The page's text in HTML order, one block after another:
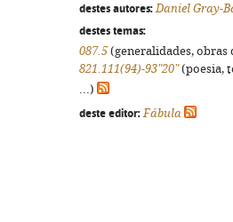
destes autores: Daniel Gray-
destes temas:
087.5 (generalidades,
821.111(94)-93"20"(poesia,
...)
deste editor: Fábula